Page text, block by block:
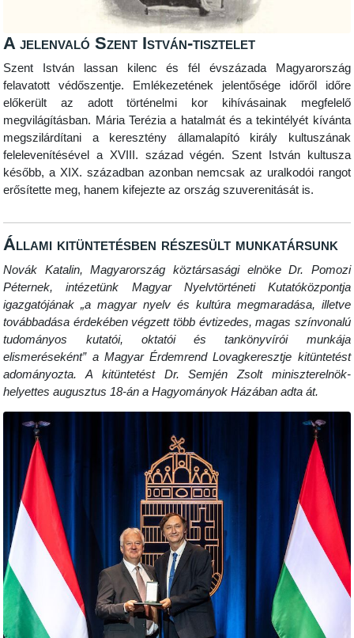
A jelenvaló Szent István-tisztelet
Szent István lassan kilenc és fél évszázada Magyarország
felavatott védőszentje. Emlékezetének jelentősége időről időre
előkerült az adott történelmi kor kihívásainak megfelelő
megvilágításban. Mária Terézia a hatalmát és a tekintélyét kívánta
megszilárdítani a keresztény államalapító király kultuszának
felelevenítésével a XVIII. század végén. Szent István kultusza
később, a XIX. században azonban nemcsak az uralkodói rangot
erősítette meg, hanem kifejezte az ország szuverenitását is.
Állami kitüntetésben részesült munkatársunk
Novák Katalin, Magyarország köztársasági elnöke Dr. Pomozi
Péternek, intézetünk Magyar Nyelvtörténeti Kutatóközpontja
igazgatójának „a magyar nyelv és kultúra megmaradása, illetve
továbbadása érdekében végzett több évtizedes, magas színvonalú
tudományos kutatói, oktatói és tankönyvírói munkája
elismeréseként” a Magyar Érdemrend Lovagkeresztje kitüntetést
adományozta. A kitüntetést Dr. Semjén Zsolt miniszterelnök-
helyettes augusztus 18-án a Hagyományok Házábanadta át.